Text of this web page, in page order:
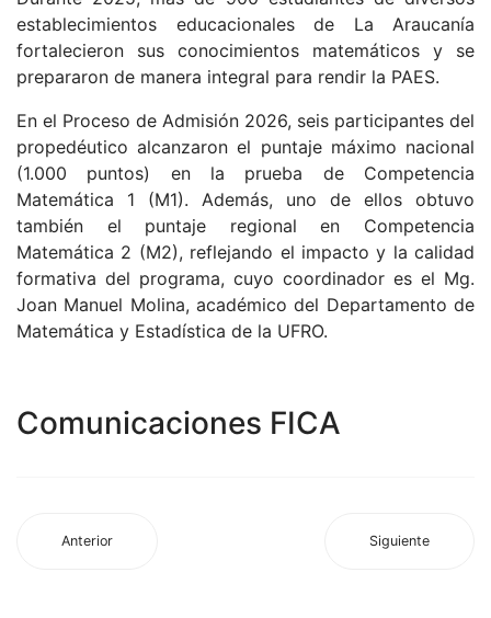
establecimientos educacionales de La Araucanía
fortalecieron sus conocimientos matemáticos y se
prepararon de manera integral para rendir la PAES.
En el Proceso de Admisión 2026, seis participantes del
propedéutico alcanzaron el puntaje máximo nacional
(1.000 puntos) en la prueba de Competencia
Matemática 1 (M1). Además, uno de ellos obtuvo
también el puntaje regional en Competencia
Matemática 2 (M2), reflejando el impacto y la calidad
formativa del programa, cuyo coordinador es el Mg.
Joan Manuel Molina, académico del Departamento de
Matemática y Estadística de la UFRO.
Comunicaciones FICA
Anterior Siguiente